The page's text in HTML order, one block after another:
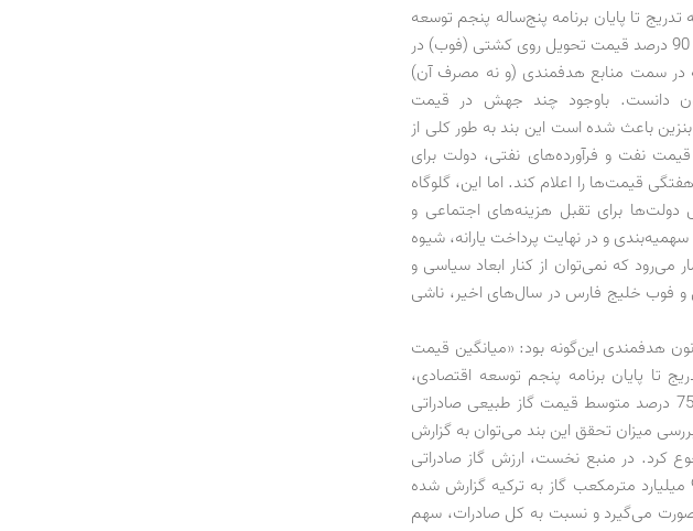
تا پایان برنامه پنج‌ساله پنجم توسعه
اقتصادی، اجتماعی و فرهنگی جمهوری اسلامی ایران کمتر از 90 درصد قیمت تحویل روی کشتی (فوب) در
در سمت منابع هدفمندی (و نه مصرف آن)
دانست. باوجود چند جهش در قیمت
باعث شده است این بند به طور کلی از
نفت و فرآورده‌های نفتی، دولت برای
قیمت‌ها را اعلام کند. اما این، گلوگاه
برای تقبل هزینه‌های اجتماعی و
و در نهایت پرداخت یارانه، شیوه
که نمی‌توان از کنار ابعاد سیاسی و
خلیج فارس در سال‌های اخیر، ناشی
هدفمندی این‌گونه بود: «میانگین قیمت
تا پایان برنامه پنجم توسعه اقتصادی،
اجتماعی و فرهنگی جمهوری اسلامی ایران، معادل حداقل 75 درصد متوسط قیمت گاز طبیعی صادراتی
میزان تحقق این بند می‌توان به گزارش
1393 رجوع کرد. در منبع نخست، ارزش گاز صادراتی
185 /3 میلیارد یورو عنوان و در منبع دوم، صادرات حدود 9 میلیارد مترمکعب گاز به ترکیه گزارش شده
صورت می‌گیرد و نسبت به کل صادرات، سهم